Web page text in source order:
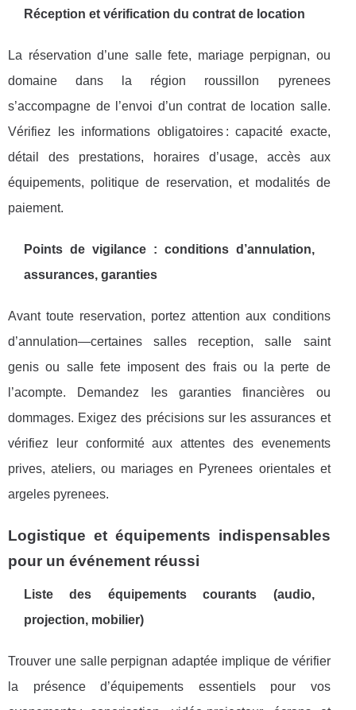
Réception et vérification du contrat de location
La réservation d’une salle fete, mariage perpignan, ou
domaine dans la région roussillon pyrenees
s’accompagne de l’envoi d’un contrat de location salle.
Vérifiez les informations obligatoires : capacité exacte,
détail des prestations, horaires d’usage, accès aux
équipements, politique de reservation, et modalités de
paiement.
Points de vigilance : conditions d’annulation,
assurances, garanties
Avant toute reservation, portez attention aux conditions
d’annulation—certaines salles reception, salle saint
genis ou salle fete imposent des frais ou la perte de
l’acompte. Demandez les garanties financières ou
dommages. Exigez des précisions sur les assurances et
vérifiez leur conformité aux attentes des evenements
prives, ateliers, ou mariages en Pyrenees orientales et
argeles pyrenees.
Logistique et équipements indispensables
pour un événement réussi
Liste des équipements courants (audio,
projection, mobilier)
Trouver une salle perpignan adaptée implique de vérifier
la présence d’équipements essentiels pour vos